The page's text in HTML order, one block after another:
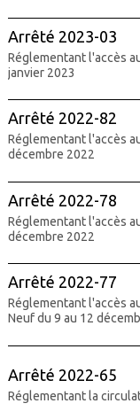
Arrêté 2023-03
Réglementant l'accès
janvier 2023
Arrêté 2022-82
Réglementant l'accès
décembre 2022
Arrêté 2022-78
Réglementant l'accès
décembre 2022
Arrêté 2022-77
Réglementant l'accès
Neuf du 9 au 12
Arrêté 2022-65
Réglementant la